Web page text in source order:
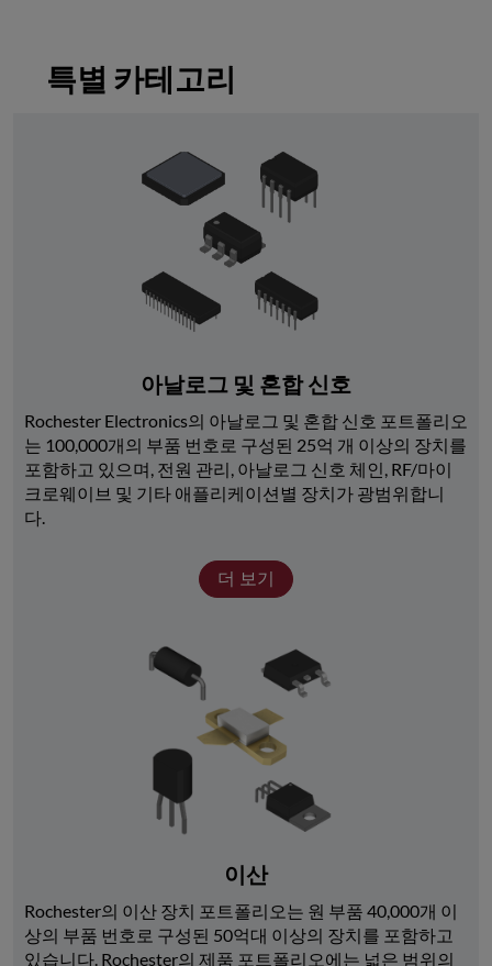
특별 카테고리
아날로그 및 혼합 신호
Rochester Electronics의 아날로그 및 혼합 신호 포트폴리오
는 100,000개의 부품 번호로 구성된 25억 개 이상의 장치를
포함하고 있으며, 전원 관리, 아날로그 신호 체인, RF/마이
크로웨이브 및 기타 애플리케이션별 장치가 광범위합니
다.
더 보기
이산
Rochester의 이산 장치 포트폴리오는 원 부품 40,000개 이
상의 부품 번호로 구성된 50억대 이상의 장치를 포함하고
있습니다. Rochester의 제품 포트폴리오에는 넓은 범위의